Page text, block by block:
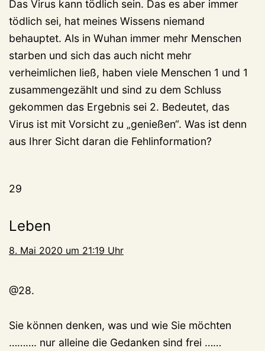
Das Virus kann tödlich sein. Das es aber immer
tödlich sei, hat meines Wissens niemand
behauptet. Als in Wuhan immer mehr Menschen
starben und sich das auch nicht mehr
verheimlichen ließ, haben viele Menschen 1 und 1
zusammengezählt und sind zu dem Schluss
gekommen das Ergebnis sei 2. Bedeutet, das
Virus ist mit Vorsicht zu „genießen“. Was ist denn
aus Ihrer Sicht daran die Fehlinformation?
29
Leben
8. Mai 2020 um 21:19 Uhr
@28.
Sie können denken, was und wie Sie möchten
………. nur alleine die Gedanken sind frei ……